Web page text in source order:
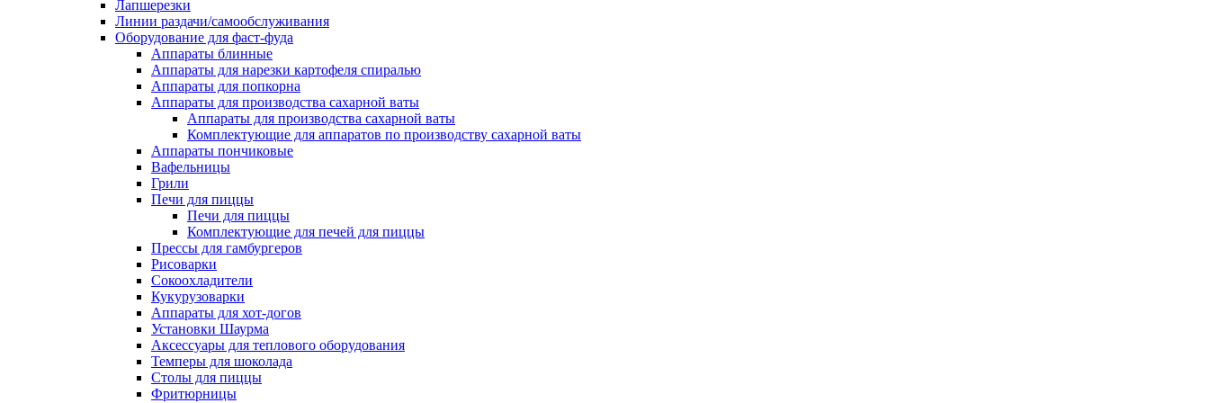
Лапшерезки
Линии раздачи/самообслуживания
Оборудование для фаст-фуда
Аппараты блинные
Аппараты для нарезки картофеля спиралью
Аппараты для попкорна
Аппараты для производства сахарной ваты
Аппараты для производства сахарной ваты
Комплектующие для аппаратов по производству сахарной ваты
Аппараты пончиковые
Вафельницы
Грили
Печи для пиццы
Печи для пиццы
Комплектующие для печей для пиццы
Прессы для гамбургеров
Рисоварки
Сокоохладители
Кукурузоварки
Аппараты для хот-догов
Установки Шаурма
Аксессуары для теплового оборудования
Темперы для шоколада
Столы для пиццы
Фритюрницы